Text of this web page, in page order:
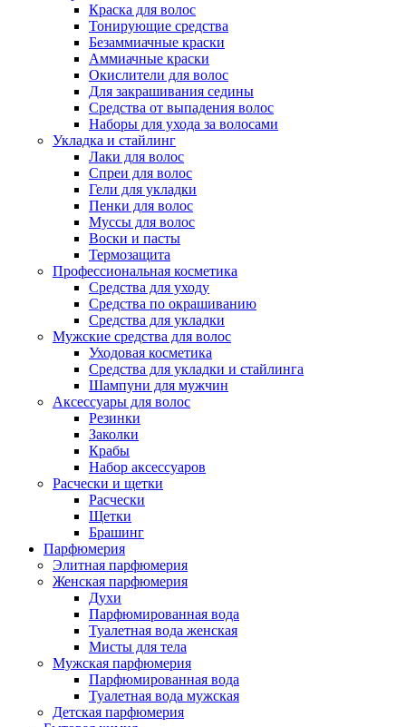
Краска для волос
Тонирующие средства
Безаммиачные краски
Аммиачные краски
Окислители для волос
Для закрашивания седины
Средства от выпадения волос
Наборы для ухода за волосами
Укладка и стайлинг
Лаки для волос
Спреи для волос
Гели для укладки
Пенки для волос
Муссы для волос
Воски и пасты
Термозащита
Профессиональная косметика
Средства для уходу
Средства по окрашиванию
Средства для укладки
Мужские средства для волос
Уходовая косметика
Средства для укладки и стайлинга
Шампуни для мужчин
Аксессуары для волос
Резинки
Заколки
Крабы
Набор аксессуаров
Расчески и щетки
Расчески
Щетки
Брашинг
Парфюмерия
Элитная парфюмерия
Женская парфюмерия
Духи
Парфюмированная вода
Туалетная вода женская
Мисты для тела
Мужская парфюмерия
Парфюмированная вода
Туалетная вода мужская
Детская парфюмерия